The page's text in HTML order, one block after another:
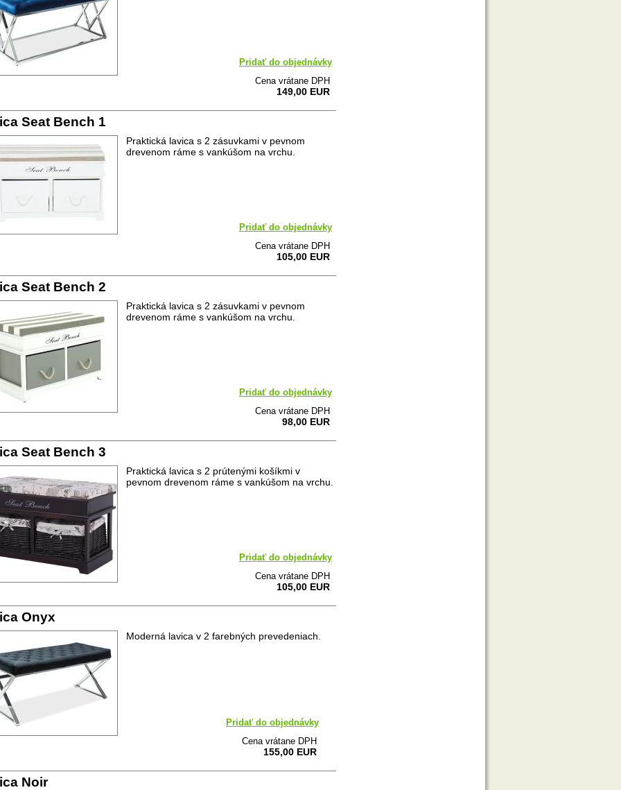
Pridať do objednávky
Cena vrátane DPH
149,00 EUR
Seat Bench 1
Praktická lavica s 2 zásuvkami v pevnom
drevenom ráme s vankúšom na vrchu.
Pridať do objednávky
Cena vrátane DPH
105,00 EUR
Seat Bench 2
Praktická lavica s 2 zásuvkami v pevnom
drevenom ráme s vankúšom na vrchu.
Pridať do objednávky
Cena vrátane DPH
98,00 EUR
Seat Bench 3
Praktická lavica s 2 prútenými košíkmi v
pevnom drevenom ráme s vankúšom na vrchu.
Pridať do objednávky
Cena vrátane DPH
105,00 EUR
Onyx
Moderná lavica v 2 farebných prevedeniach.
Pridať do objednávky
Cena vrátane DPH
155,00 EUR
Noir